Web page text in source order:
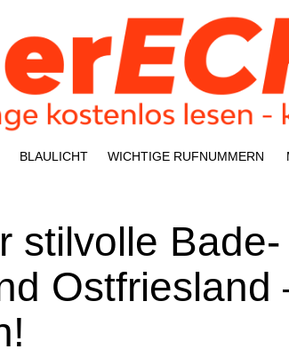
BLAU­LICHT WICH­TI­GE RUFNUMMERN
stil­vol­le Bade­